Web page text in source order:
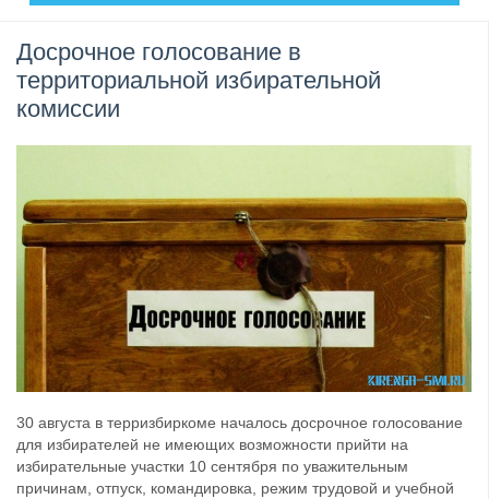
Досрочное голосование в
территориальной избирательной
комиссии
30 августа в терризбиркоме началось досрочное голосование
для избирателей не имеющих возможности прийти на
избирательные участки 10 сентября по уважительным
причинам, отпуск, командировка, режим трудовой и учебной